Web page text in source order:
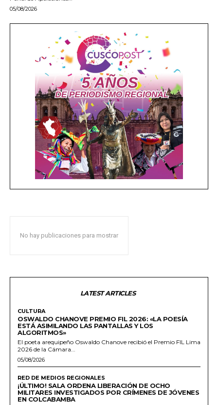
05/08/2026
No hay publicaciones para mostrar
LATEST ARTICLES
CULTURA
OSWALDO CHANOVE PREMIO FIL 2026: «LA POESÍA
ESTÁ ASIMILANDO LAS PANTALLAS Y LOS
ALGORITMOS»
El poeta arequipeño Oswaldo Chanove recibió el Premio FIL Lima
2026 de la Cámara...
05/08/2026
RED DE MEDIOS REGIONALES
¡ÚLTIMO! SALA ORDENA LIBERACIÓN DE OCHO
MILITARES INVESTIGADOS POR CRÍMENES DE JÓVENES
EN COLCABAMBA